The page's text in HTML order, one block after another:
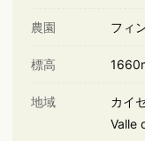
農園 フィ
標高
地域 カイ
Valle